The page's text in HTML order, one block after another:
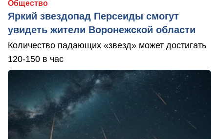
Общество
Яркий звездопад Персеиды смогут
увидеть жители Воронежской области
Количество падающих «звезд» может достигать
120-150 в час